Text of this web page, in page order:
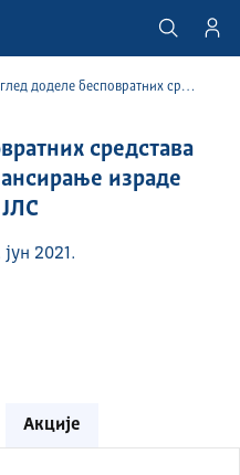
бесповратних средстава из буџета РС за суфинансирање израде планских докумената ЈЛС
средстава
израде
2021.
Акције